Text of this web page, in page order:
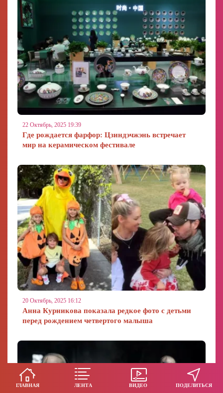
ГЛАВНАЯ ЛЕНТА ВИДЕО ПОДЕЛИТЬСЯ
22 Октябрь, 2025 19:39
Где рождается фарфор: Цзиндэчжэнь встречает
мир на керамическом фестивале
20 Октябрь, 2025 16:12
Анна Курникова показала редкое фото с детьми
перед рождением четвертого малыша